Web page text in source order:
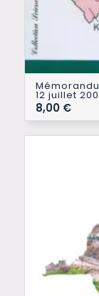
12 juillet
8,00 €